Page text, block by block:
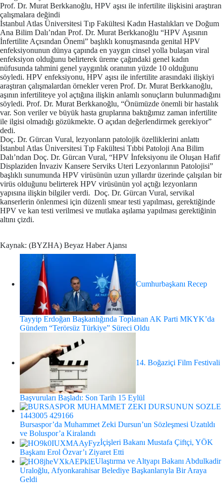
Prof. Dr. Murat Berkkanoğlu, HPV aşısı ile infertilite ilişkisini araştıran
çalışmalara değindi
İstanbul Atlas Üniversitesi Tıp Fakültesi Kadın Hastalıkları ve Doğum
Ana Bilim Dalı’ndan Prof. Dr. Murat Berkkanoğlu “HPV Aşısının
İnfertilite Açısından Önemi” başlıklı konuşmasında genital HPV
enfeksiyonunun dünya çapında en yaygın cinsel yolla bulaşan viral
enfeksiyon olduğunu belirterek üreme çağındaki genel kadın
nüfusunda tahmini genel yaygınlık oranının yüzde 10 olduğunu
söyledi. HPV enfeksiyonu, HPV aşısı ile infertilite arasındaki ilişkiyi
araştıran çalışmalardan örnekler veren Prof. Dr. Murat Berkkanoğlu,
aşının infertiliteye yol açtığına ilişkin anlamlı sonuçların bulunmadığını
söyledi. Prof. Dr. Murat Berkkanoğlu, “Önümüzde önemli bir hastalık
var. Son veriler ve büyük hasta gruplarına baktığımız zaman infertilite
ile ilgisi olmadığı gözükmekte. O açıdan değerlendirmek gerekiyor”
dedi.
Doç. Dr. Gürcan Vural, lezyonların patolojik özelliklerini anlattı
İstanbul Atlas Üniversitesi Tıp Fakültesi Tıbbi Patoloji Ana Bilim
Dalı’ndan Doç. Dr. Gürcan Vural, “HPV İnfeksiyonu ile Oluşan Hafif
Displaziden İnvaziv Kansere Serviks Uteri Lezyonlarının Patolojisi”
başlıklı sunumunda HPV virüsünün uzun yıllardır üzerinde çalışılan bir
virüs olduğunu belirterek HPV virüsünün yol açtığı lezyonların
yapısına ilişkin bilgiler verdi. Doç. Dr. Gürcan Vural, servikal
kanserlerin önlenmesi için düzenli smear testi yapılması, gerektiğinde
HPV ve kan testi verilmesi ve mutlaka aşılama yapılması gerektiğinin
altını çizdi.
Kaynak: (BYZHA) Beyaz Haber Ajansı
Cumhurbaşkanı Recep
Tayyip Erdoğan Başkanlığında Toplanan AK Parti MKYK’da
Gündem “Terörsüz Türkiye” Süreci Oldu
14. Boğaziçi Film Festivali
Başvuruları Başladı: Son Tarih 15 Eylül
Bursaspor’da Muhammet Zeki Dursun’un Sözleşmesi Uzatıldı
ve Boluspor’a Kiralandı
İçişleri Bakanı Mustafa Çiftçi, YÖK
Başkanı Erol Özvar’ı Ziyaret Etti
Ulaştırma ve Altyapı Bakanı Abdulkadir
Uraloğlu, Afyonkarahisar Belediye Başkanlarıyla Bir Araya
Geldi